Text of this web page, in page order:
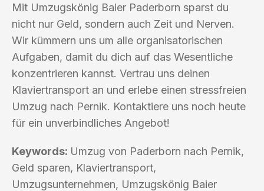
Mit Umzugskönig Baier Paderborn sparst du
nicht nur Geld, sondern auch Zeit und Nerven.
Wir kümmern uns um alle organisatorischen
Aufgaben, damit du dich auf das Wesentliche
konzentrieren kannst. Vertrau uns deinen
Klaviertransport an und erlebe einen stressfreien
Umzug nach Pernik. Kontaktiere uns noch heute
für ein unverbindliches Angebot!
Keywords: Umzug von Paderborn nach Pernik,
Geld sparen, Klaviertransport,
Umzugsunternehmen, Umzugskönig Baier